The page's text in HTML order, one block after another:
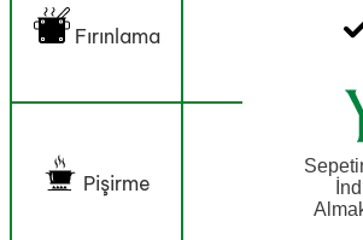
Fırınlama
Pişirme